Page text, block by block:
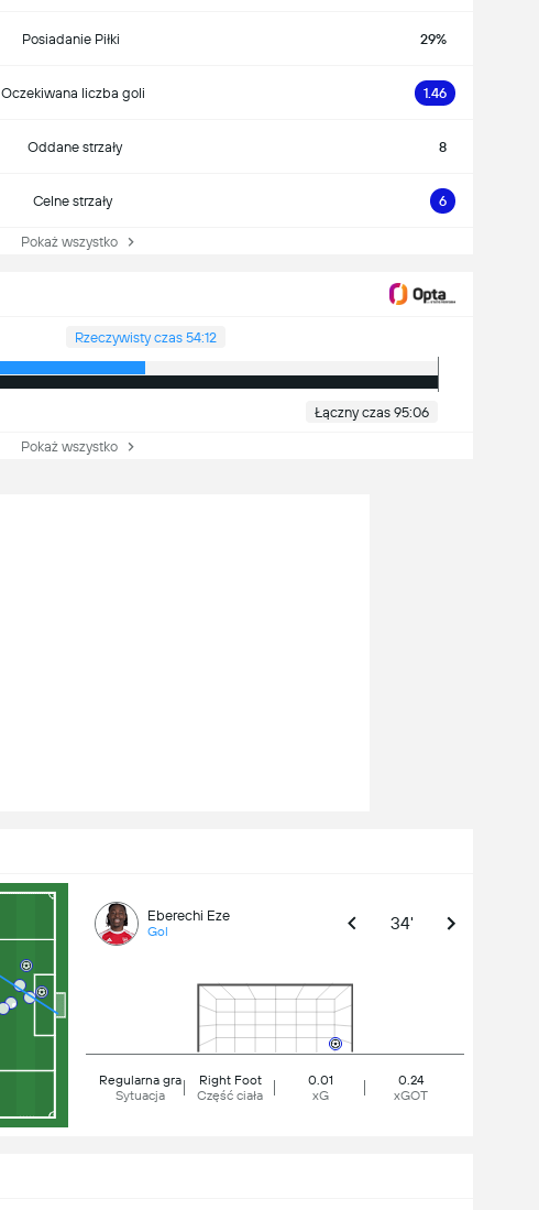
Posiadanie Piłki 29%
Oczekiwana liczba goli 1.46
Oddane strzały 8
Celne strzały 6
Pokaż wszystko
Rzeczywisty czas 54:12
Łączny czas 95:06
Pokaż wszystko
Eberechi Eze
Gol 34'
Regularna gra
Sytuacja
Right Foot
Część ciała
0.01
xG
0.24
xGOT